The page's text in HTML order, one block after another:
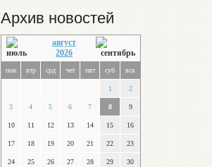
Архив новостей
август
2026
пон втр срд чет пят суб вск
1 2
3 4 5 6 7 8 9
10 11 12 13 14 15 16
17 18 19 20 21 22 23
24 25 26 27 28 29 30